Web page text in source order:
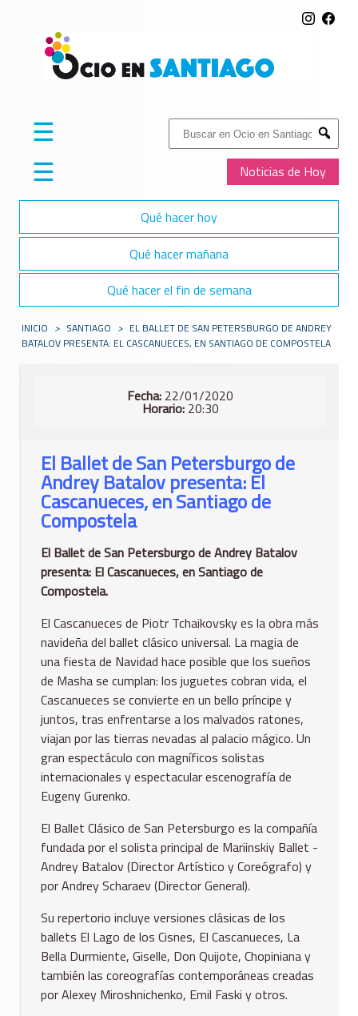
Buscar:
Submit
Noticias de Hoy
☰
☰
Qué hacer hoy
Qué hacer mañana
Qué hacer el fin de semana
INICIO > SANTIAGO > EL BALLET DE SAN PETERSBURGO DE ANDREY
BATALOV PRESENTA: EL CASCANUECES, EN SANTIAGO DE COMPOSTELA
Fecha: 22/01/2020
Horario:20:30
El Ballet de San Petersburgo de
Andrey Batalov presenta: El
Cascanueces, en Santiago de
Compostela
El Ballet de San Petersburgo de Andrey Batalov
presenta: El Cascanueces, en Santiago de
Compostela.
El Cascanueces de Piotr Tchaikovsky es la obra más
navideña del ballet clásico universal. La magia de
una fiesta de Navidad hace posible que los sueños
de Masha se cumplan: los juguetes cobran vida, el
Cascanueces se convierte en un bello príncipe y
juntos, tras enfrentarse a los malvados ratones,
viajan por las tierras nevadas al palacio mágico. Un
gran espectáculo con magníficos solistas
internacionales y espectacular escenografía de
Eugeny Gurenko.
El Ballet Clásico de San Petersburgo es la compañía
fundada por el solista principal de Mariinskiy Ballet -
Andrey Batalov (Director Artístico y Coreógrafo) y
por Andrey Scharaev (Director General).
Su repertorio incluye versiones clásicas de los
ballets El Lago de los Cisnes, El Cascanueces, La
Bella Durmiente, Giselle, Don Quijote, Chopiniana y
también las coreografías contemporáneas creadas
por Alexey Miroshnichenko, Emil Faski y otros.